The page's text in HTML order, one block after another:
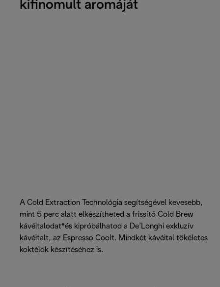
kifinomult aromáját
A Cold Extraction Technológia segítségével kevesebb,
mint 5 perc alatt elkészítheted a frissítő Cold Brew
kávéitalodat*és kipróbálhatod a De’Longhi exkluzív
kávéitalt, az Espresso Coolt. Mindkét kávéital tökéletes
koktélok készítéséhez is.